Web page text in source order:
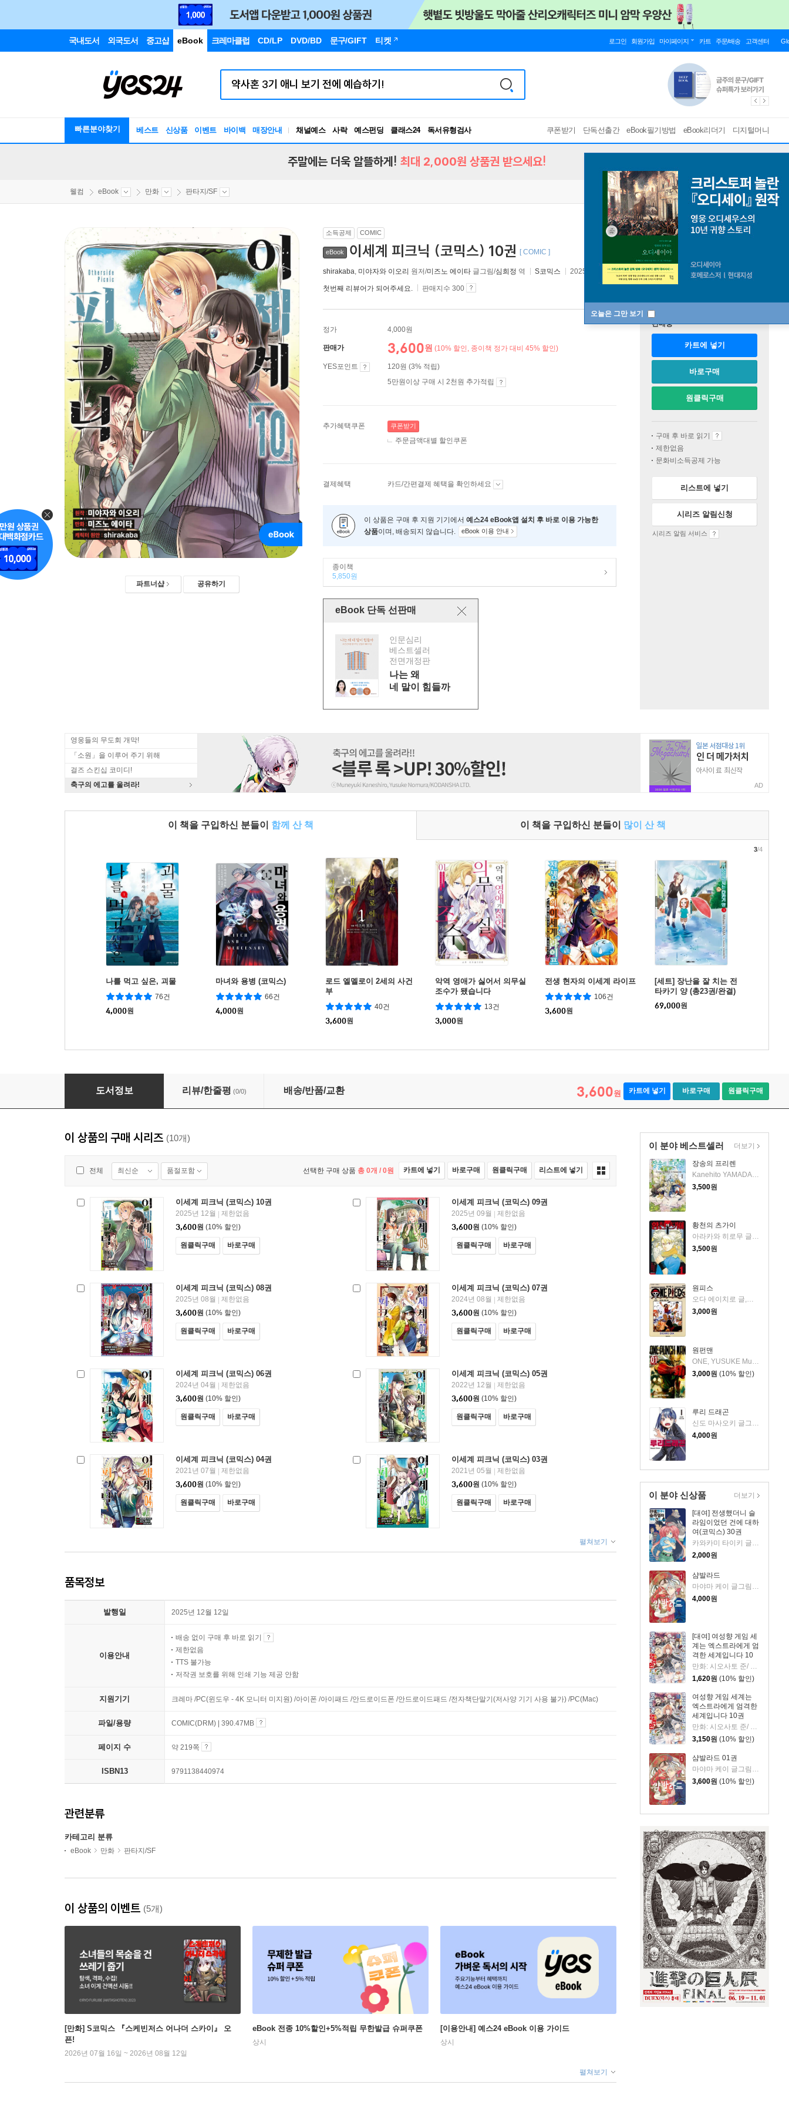
국내도서 외국도서 중고샵 eBook 크레마클럽 CD/LP DVD/BD 문구/GIFT 티켓 로그인 회원가입 마이페이지 카트 주문/배송 고객센터
빠른분야찾기 베스트 신상품 이벤트 바이백 매장안내 채널예스 사락 예스펀딩 클래스24
독서유형검사
RBTI Lab
쿠폰받기 단독선출간 eBook필기방법 eBook리더기 디지털머니
오늘은 그만 보기
주말에는 더욱 알뜰하게! 최대 2,000원 상품권 받으세요!
웰컴 eBook 만화 판타지/SF
파트너샵 공유하기
소득공제 COMIC
eBook 이세계 피크닉 (코믹스) 10권 [ COMIC ]
shirakaba, 미야자와 이오리 원저/미즈노 에이타 글그림/심희정 역 S코믹스 2025년 12월 12일 원서 :裏世界ピクニック
첫번째 리뷰어가 되어주세요. 판매지수 300
정가 4,000원
판매가 3,600원 (10% 할인, 종이책 정가 대비 45% 할인)
YES포인트
120원 (3% 적립)
5만원이상 구매 시 2천원 추가적립
추가혜택쿠폰 쿠폰받기
주문금액대별 할인쿠폰
결제혜택 카드/간편결제 혜택을 확인하세요
이 상품은 구매 후 지원 기기에서 예스24 eBook앱 설치 후 바로 이용 가능한
상품이며, 배송되지 않습니다. eBook 이용 안내
종이책
5,850원
eBook 단독 선판매
인문심리
베스트셀러
전면개정판
나는 왜
네 말이 힘들까
판매중
카트에 넣기
바로구매
원클릭구매
구매 후 바로 읽기
제한없음
문화비소득공제 가능
리스트에 넣기
시리즈 알림신청
시리즈 알림 서비스
영웅들의 무도회 개막!
「소원」을 이루어 주기 위해
걸즈 스킨십 코미디!
축구의 에고를 울려라!
AD
이 책을 구입하신 분들이 함께 산 책 이 책을 구입하신 분들이 많이 산 책
나를 먹고 싶은, 괴물
76건
4,000원
마녀와 용병 (코믹스)
66건
4,000원
로드 엘멜로이 2세의 사건
부
40건
3,600원
악역 영애가 싫어서 의무실
조수가 됐습니다
13건
3,000원
전생 현자의 이세계 라이프
106건
3,600원
[세트] 장난을 잘 치는 전
타카기 양 (총23권/완결)
69,000원
3/4
이세계 피크닉 (코믹스) 10권
도서정보 리뷰/한줄평 (0/0) 배송/반품/교환 3,600원 카트에 넣기 바로구매 원클릭구매
이 분야 베스트셀러
장송의 프리렌
3,500원
황천의 츠가이
아라카와 히로무 글그림
3,500원
원피스
오다 에이치로 글,그림
3,000원
원펀맨
ONE, YUSUKE Murata 저
3,000원 (10% 할인)
루리 드래곤
신도 마사오키 글그림/이루다 역
4,000원
더보기
이 분야 신상품
[대여] 전생했더니 슬
라임이었던 건에 대하
여(코믹스) 30권
카와카미 타이키 글,그림/후세 원저/이소정 역
2,000원
샴발라드
마야마 케이 글그림/현노을 역
4,000원
[대여] 여성향 게임 세
계는 엑스트라에게 엄
격한 세계입니다 10
권
1,620원 (10% 할인)
여성향 게임 세계는
엑스트라에게 엄격한
세계입니다 10권
만화: 시오사토 준/ 원작: 미시마 요무 저
3,150원 (10% 할인)
샴발라드 01권
마야마 케이 글그림/현노을 역
3,600원 (10% 할인)
더보기
이 상품의 구매 시리즈 (10개)
전체 최신순 품절포함 선택한 구매 상품 총 0개 / 0원 카트에 넣기 바로구매 원클릭구매 리스트에 넣기
이세계 피크닉 (코믹스) 10권
2025년 12월 | 제한없음
3,600원 (10% 할인)
원클릭구매 바로구매
이세계 피크닉 (코믹스) 09권
2025년 09월 | 제한없음
3,600원 (10% 할인)
원클릭구매 바로구매
이세계 피크닉 (코믹스) 08권
2025년 08월 | 제한없음
3,600원 (10% 할인)
원클릭구매 바로구매
이세계 피크닉 (코믹스) 07권
2024년 08월 | 제한없음
3,600원 (10% 할인)
원클릭구매 바로구매
이세계 피크닉 (코믹스) 06권
2024년 04월 | 제한없음
3,600원 (10% 할인)
원클릭구매 바로구매
이세계 피크닉 (코믹스) 05권
2022년 12월 | 제한없음
3,600원 (10% 할인)
원클릭구매 바로구매
이세계 피크닉 (코믹스) 04권
2021년 07월 | 제한없음
3,600원 (10% 할인)
원클릭구매 바로구매
이세계 피크닉 (코믹스) 03권
2021년 05월 | 제한없음
3,600원 (10% 할인)
원클릭구매 바로구매
펼쳐보기
품목정보
발행일 2025년 12월 12일
이용안내
배송 없이 구매 후 바로 읽기
제한없음
TTS 불가능
저작권 보호를 위해 인쇄 기능 제공 안함
지원기기 크레마 /PC(윈도우 - 4K 모니터 미지원) /아이폰 /아이패드 /안드로이드폰 /안드로이드패드 /전자책단말기(저사양 기기 사용 불가) /PC(Mac)
파일/용량 COMIC(DRM) | 390.47MB
페이지 수 약 219쪽
ISBN13 9791138440974
관련분류
카테고리 분류
eBook 만화 판타지/SF
이 상품의 이벤트 (5개)
[만화] S코믹스 『스케빈저스 어나더 스카이』 오
픈!
2026년 07월 16일 ~ 2026년 08월 12일
eBook 전종 10%할인+5%적립 무한발급 슈퍼쿠폰
상시
[이용안내] 예스24 eBook 이용 가이드
상시
펼쳐보기